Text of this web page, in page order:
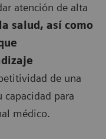
atención de alta
salud, así como
de una
para
médico.